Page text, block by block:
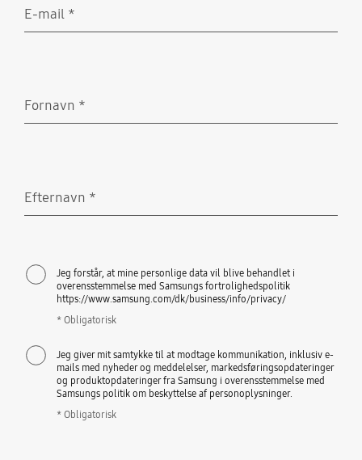
E-mail *
Fornavn *
Efternavn *
Jeg forstår, at mine personlige data vil blive behandlet i
overensstemmelse med Samsungs fortrolighedspolitik
https://www.samsung.com/dk/business/info/privacy/
* Obligatorisk
Jeg giver mit samtykke til at modtage kommunikation, inklusiv e-
mails med nyheder og meddelelser, markedsføringsopdateringer
og produktopdateringer fra Samsung i overensstemmelse med
Samsungs politik om beskyttelse af personoplysninger.
* Obligatorisk